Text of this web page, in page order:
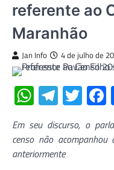
referente ao
Maranhão
Jan Info 4 de julho de
Em seu discurso, o
censo não
anteriormente